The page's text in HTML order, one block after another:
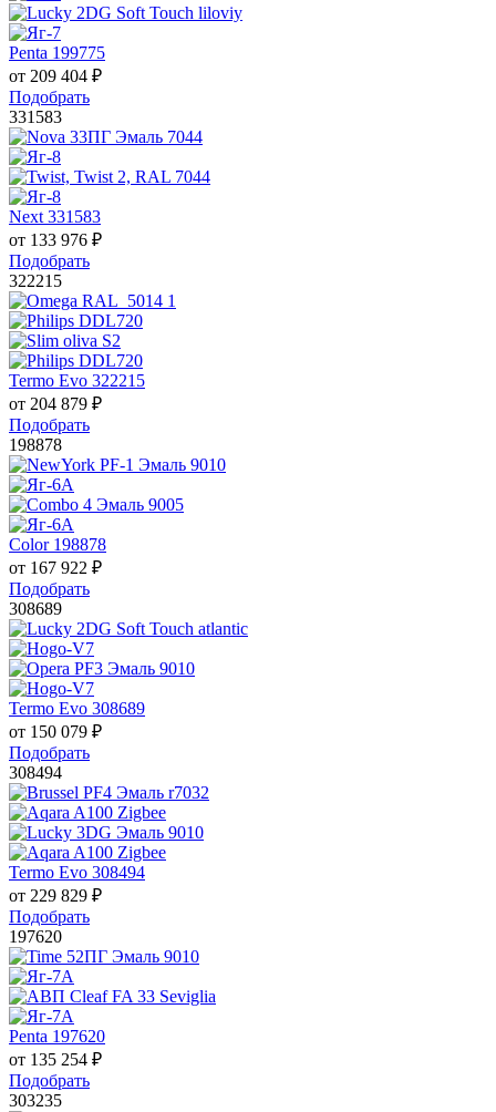
Penta 199775
от 209 404 ₽
Подобрать
331583
Next 331583
от 133 976 ₽
Подобрать
322215
Termo Evo 322215
от 204 879 ₽
Подобрать
198878
Color 198878
от 167 922 ₽
Подобрать
308689
Termo Evo 308689
от 150 079 ₽
Подобрать
308494
Termo Evo 308494
от 229 829 ₽
Подобрать
197620
Penta 197620
от 135 254 ₽
Подобрать
303235